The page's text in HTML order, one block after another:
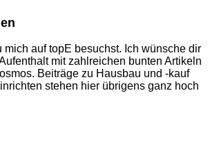
mich auf topE besuchst. Ich wünsche dir
mit zahlreichen bunten Artikeln
Beiträge zu Hausbau und -kauf
stehen hier übrigens ganz hoch